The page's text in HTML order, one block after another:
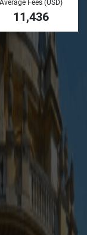
Average Fees (USD)
11,436